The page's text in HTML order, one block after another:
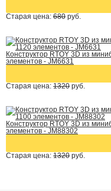
Старая цена: 680 руб.
Конструктор RTOY 3D из
элементов - JM6631
Старая цена: 1320 руб.
Конструктор RTOY 3D из
элементов - JM88302
Старая цена: 1320 руб.